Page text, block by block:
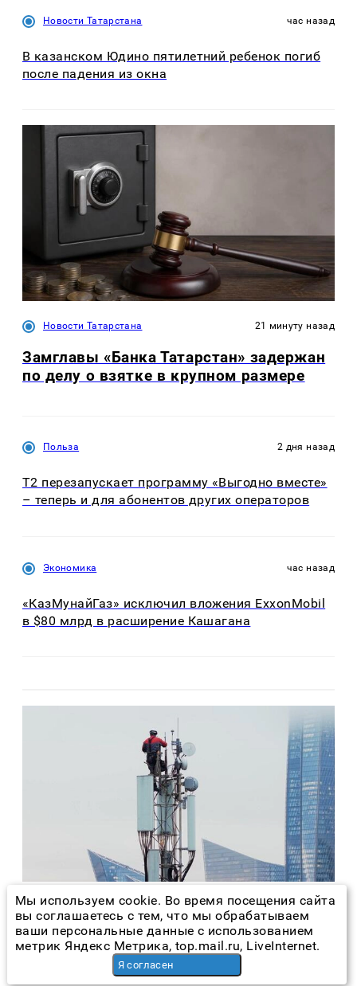
Новости Татарстана час назад
В казанском Юдино пятилетний ребенок погиб
после падения из окна
Новости Татарстана 21 минуту назад
Замглавы «Банка Татарстан» задержан
по делу о взятке в крупном размере
Польза 2 дня назад
Т2 перезапускает программу «Выгодно вместе»
– теперь и для абонентов других операторов
Экономика час назад
«КазМунайГаз» исключил вложения ExxonMobil
в $80 млрд в расширение Кашагана
Польза 4 дня назад
Фундамент для цифры»: как
инфраоператоры «разгрузили»
российский телеком
Мы используем cookie. Во время посещения сайта
вы соглашаетесь с тем, что мы обрабатываем
ваши персональные данные с использованием
метрик Яндекс Метрика, top.mail.ru, LiveInternet.
Я согласен